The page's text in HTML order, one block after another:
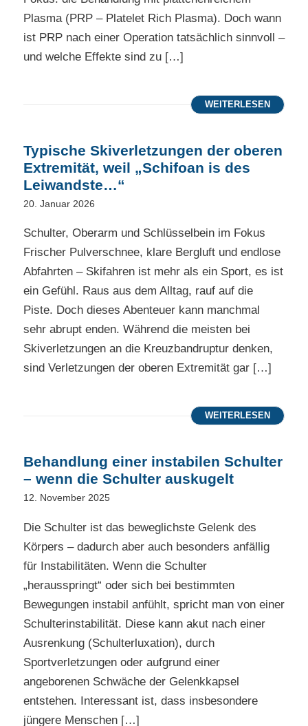
Plasma (PRP – Platelet Rich Plasma). Doch wann
ist PRP nach einer Operation tatsächlich sinnvoll –
und welche Effekte sind zu […]
WEITERLESEN
Typische Skiverletzungen der oberen
Extremität, weil „Schifoan is des
Leiwandste…“
20. Januar 2026
Schulter, Oberarm und Schlüsselbein im Fokus
Frischer Pulverschnee, klare Bergluft und endlose
Abfahrten – Skifahren ist mehr als ein Sport, es ist
ein Gefühl. Raus aus dem Alltag, rauf auf die
Piste. Doch dieses Abenteuer kann manchmal
sehr abrupt enden. Während die meisten bei
Skiverletzungen an die Kreuzbandruptur denken,
sind Verletzungen der oberen Extremität gar […]
WEITERLESEN
Behandlung einer instabilen Schulter
– wenn die Schulter auskugelt
12. November 2025
Die Schulter ist das beweglichste Gelenk des
Körpers – dadurch aber auch besonders anfällig
für Instabilitäten. Wenn die Schulter
„herausspringt“ oder sich bei bestimmten
Bewegungen instabil anfühlt, spricht man von einer
Schulterinstabilität. Diese kann akut nach einer
Ausrenkung (Schulterluxation), durch
Sportverletzungen oder aufgrund einer
angeborenen Schwäche der Gelenkkapsel
entstehen. Interessant ist, dass insbesondere
jüngere Menschen […]